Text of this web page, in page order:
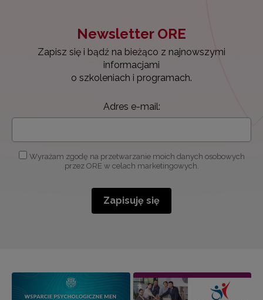
Newsletter ORE
Zapisz się i bądź na bieżąco z najnowszymi
informacjami
o szkoleniach i programach.
Adres e-mail:
Wyrażam zgodę na przetwarzanie moich danych osobowych
przez ORE w celach marketingowych.
Zapisuję się